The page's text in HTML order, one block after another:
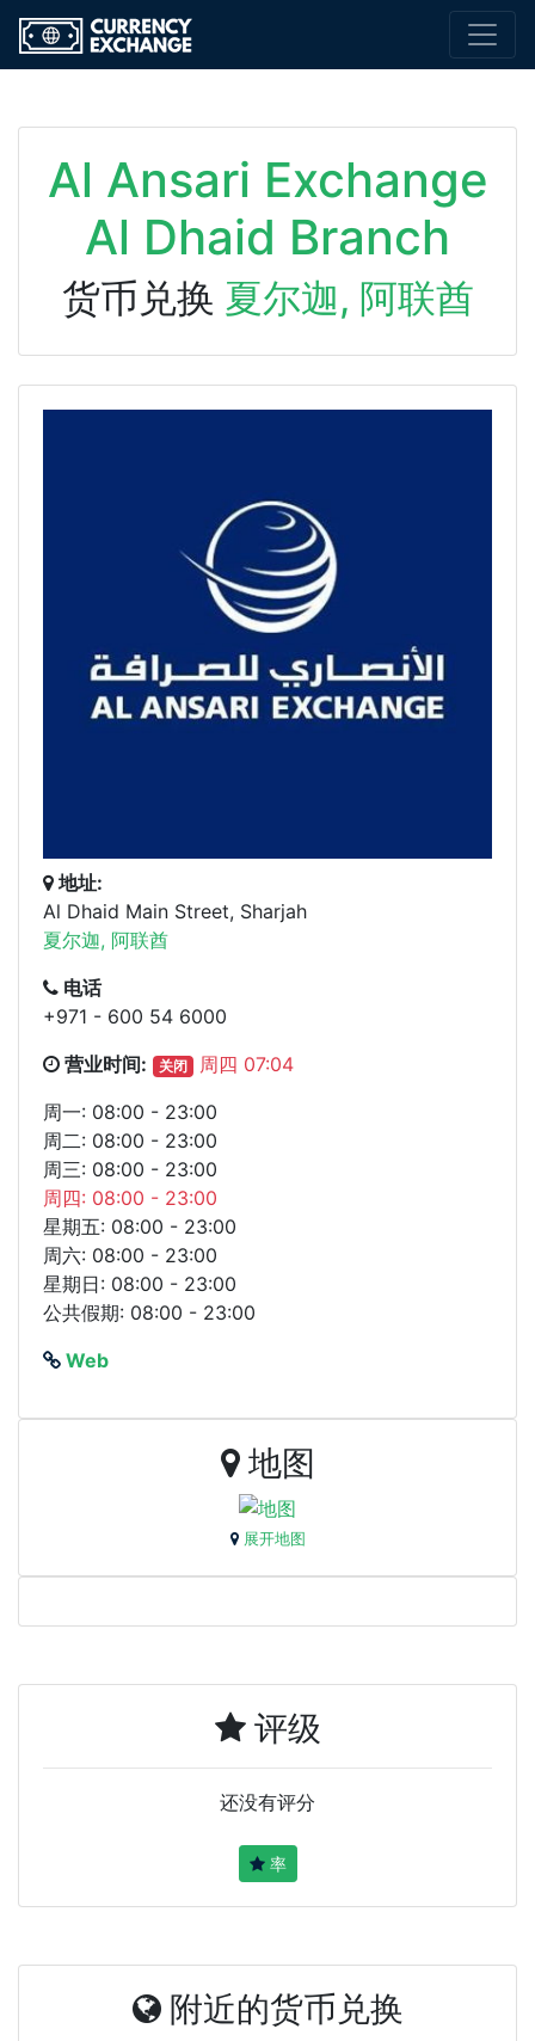
Al Ansari Exchange
Al Dhaid Branch
货币兑换 夏尔迦, 阿联酋
地址:
Al Dhaid Main Street, Sharjah
夏尔迦, 阿联酋
电话
+971 - 600 54 6000
营业时间:
关闭
周四 07:04
周一: 08:00 - 23:00
周二: 08:00 - 23:00
周三: 08:00 - 23:00
周四: 08:00 - 23:00
星期五: 08:00 - 23:00
周六: 08:00 - 23:00
星期日: 08:00 - 23:00
公共假期: 08:00 - 23:00
Web
地图
展开地图
评级
还没有评分
率
附近的货币兑换